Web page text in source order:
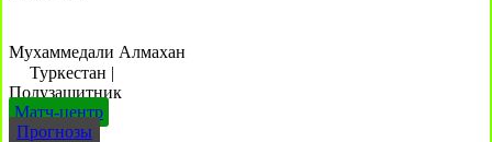
Мухаммедали Алмахан
Туркестан |
Полузащитник
Матч-центр
Прогнозы